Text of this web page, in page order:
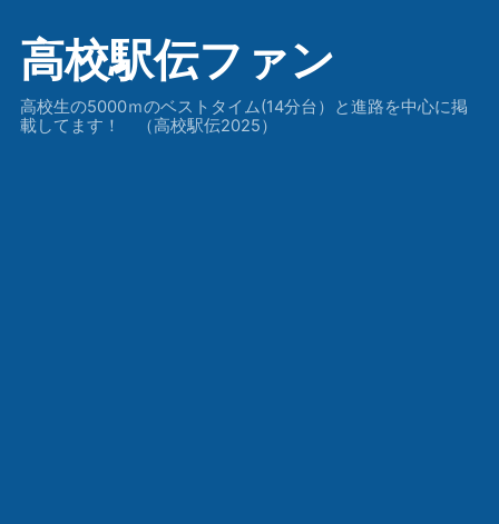
高校駅伝ファン
高校生の5000ｍのベストタイム(14分台）と進路を中心に掲
載してます！ （高校駅伝2025）